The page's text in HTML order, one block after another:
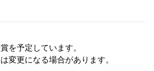
を予定しています。
変更になる場合があります。